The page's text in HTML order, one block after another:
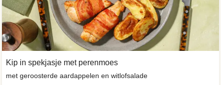
Kip in spekjasje met perenmoes
met geroosterde aardappelen en witlofsalade